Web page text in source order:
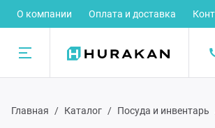
О компании Оплата и доставка
Назад
Главная Каталог Посуда и инвентарь